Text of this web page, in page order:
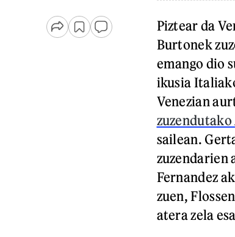
Piztear da
Burtonek
emango dio
ikusia
Venezian
zuzendutako
sailean.
zuzendarien
Fernandez
zuen,
atera zela